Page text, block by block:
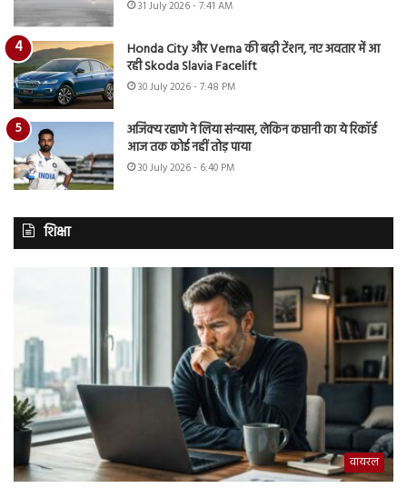
31 July 2026 - 7:41 AM
Honda City और Verna की बढ़ी टेंशन, नए अवतार में आ
रही Skoda Slavia Facelift
30 July 2026 - 7:48 PM
अजिंक्य रहाणे ने लिया संन्यास, लेकिन कप्तानी का ये रिकॉर्ड
आज तक कोई नहीं तोड़ पाया
30 July 2026 - 6:40 PM
शिक्षा
वायरल